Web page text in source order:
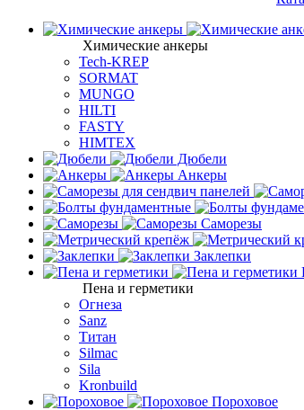
Химические анкеры
Tech-KREP
SORMAT
MUNGO
HILTI
FASTY
HIMTEX
Дюбели
Анкеры
Саморезы
Заклепки
Пена и герметики
Огнеза
Sanz
Титан
Silmac
Sila
Kronbuild
Пороховое